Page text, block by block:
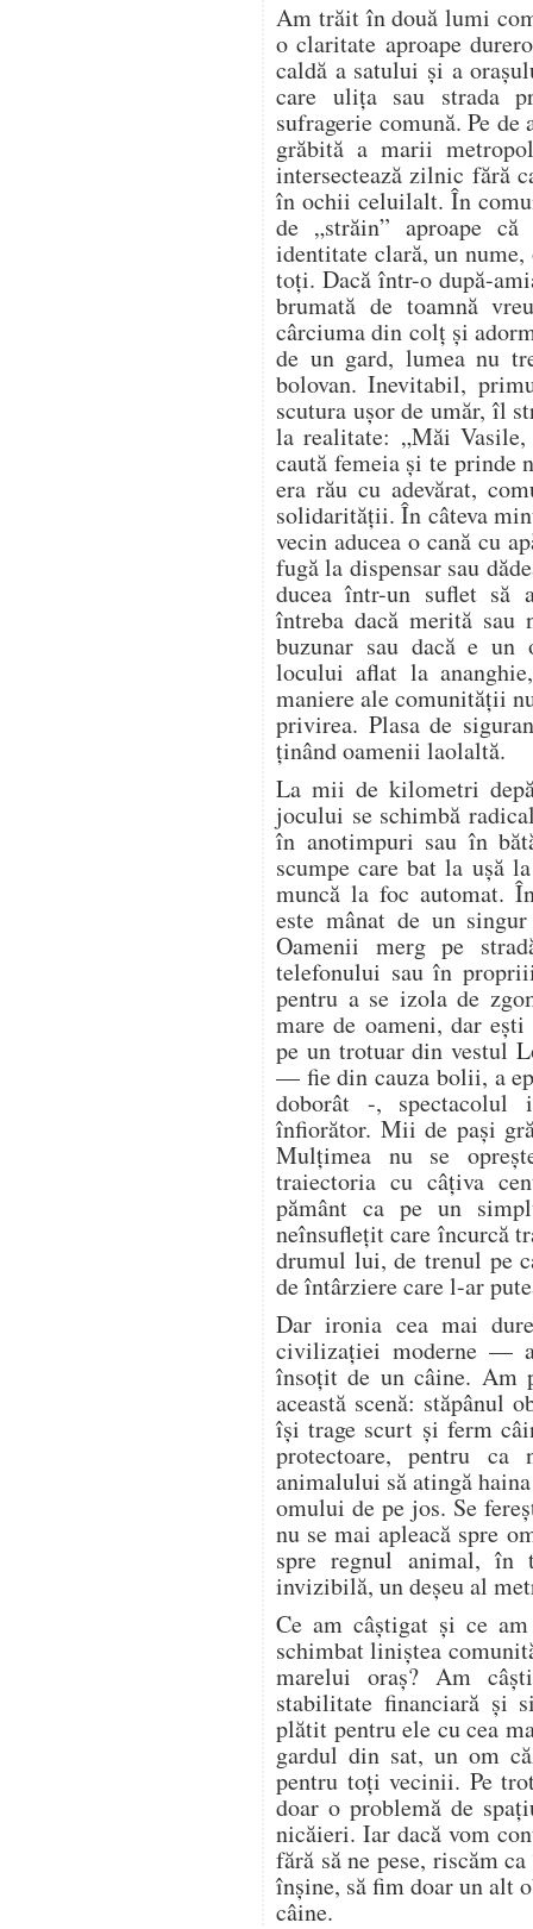
Am trăit în două lumi
o claritate aproape
caldă a satului și a
care ulița sau strada
sufragerie comună. Pe
grăbită a marii
intersectează zilnic fără
în ochii celuilalt. În
de „străin” aproape
identitate clară, un
toți. Dacă într-o după-
brumată de toamnă
cârciuma din colț și
de un gard, lumea nu
bolovan. Inevitabil,
scutura ușor de umăr, îl
la realitate: „Măi
caută femeia și te prinde
era rău cu adevărat,
solidarității. În câteva
vecin aducea o cană cu
fugă la dispensar sau
ducea într-un suflet să
întreba dacă merită
buzunar sau dacă e
locului aflat la
maniere ale comunității
privirea. Plasa de
ținând oamenii laolaltă.
La mii de kilometri
jocului se schimbă
în anotimpuri sau în
scumpe care bat la ușă
muncă la foc automat.
este mânat de un
Oamenii merg pe
telefonului sau în
pentru a se izola de
mare de oameni, dar
pe un trotuar din vestul
— fie din cauza bolii, a
doborât -, spectacolul
înfiorător. Mii de pași
Mulțimea nu se
traiectoria cu câțiva
pământ ca pe un
neînsuflețit care încurcă
drumul lui, de trenul pe
de întârziere care l-ar
Dar ironia cea mai
civilizației moderne —
însoțit de un câine. Am
această scenă: stăpânul
își trage scurt și ferm
protectoare, pentru ca
animalului să atingă
omului de pe jos. Se
nu se mai apleacă spre
spre regnul animal, în
invizibilă, un deșeu al
Ce am câștigat și ce
schimbat liniștea
marelui oraș? Am
stabilitate financiară și
plătit pentru ele cu cea
gardul din sat, un om
pentru toți vecinii. Pe
doar o problemă de
nicăieri. Iar dacă vom
fără să ne pese, riscăm
înșine, să fim doar un alt
câine.